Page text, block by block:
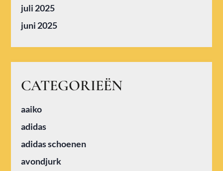
juli 2025
juni 2025
CATEGORIEËN
aaiko
adidas
adidas schoenen
avondjurk